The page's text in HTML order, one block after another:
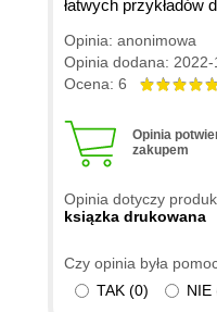
łatwych przykładów
Opinia: anonimowa
Opinia dodana: 2022-
Ocena: 6
Opinia
zakupem
Opinia dotyczy
ksiązka drukowana
Czy opinia była
TAK (0) NIE